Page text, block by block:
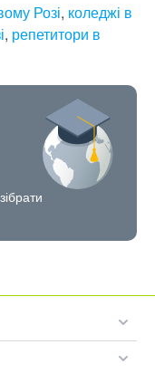
Розі, коледжі в
, репетитори в